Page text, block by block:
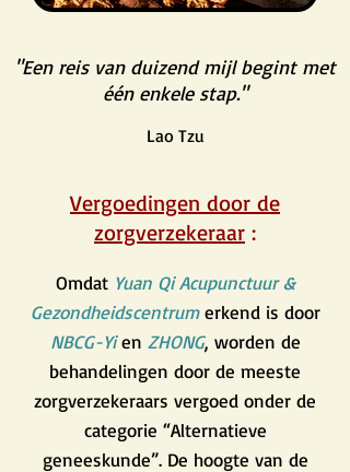
"Een reis van duizend mijl begint met
één enkele stap."
Lao Tzu
Vergoedingen door de
zorgverzekeraar :
Omdat Yuan Qi Acupunctuur &
Gezondheidscentrumerkend is door
NBCG-Yien ZHONG, worden de
behandelingen door de meeste
zorgverzekeraars vergoed onder de
categorie “Alternatieve
geneeskunde”. De hoogte van de